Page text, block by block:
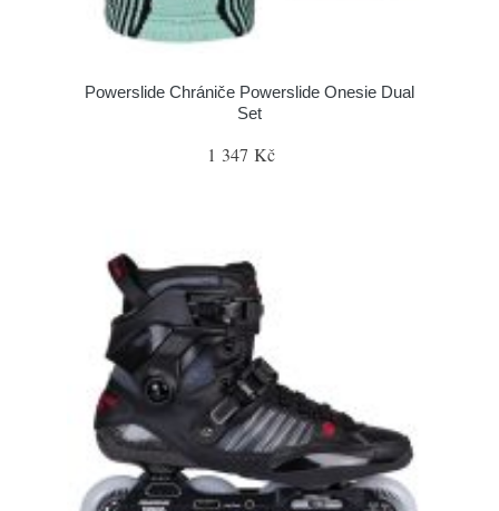
Powerslide Chrániče Powerslide Onesie Dual
Set
1 347 Kč